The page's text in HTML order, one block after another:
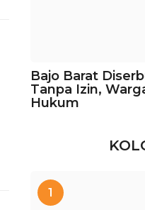
Bajo Barat
Tanpa Izin,
Hukum
1